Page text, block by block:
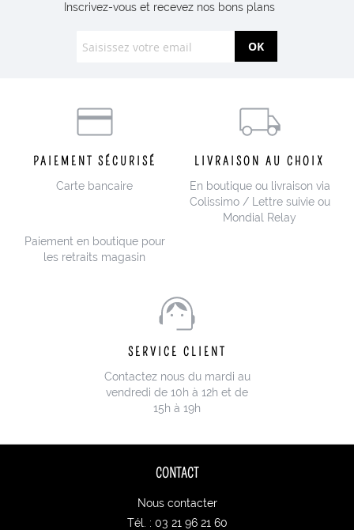
Inscrivez-vous et recevez nos bons plans
OK
PAIEMENT SÉCURISÉ
Carte bancaire
Paiement en boutique pour
les retraits magasin
LIVRAISON AU CHOIX
En boutique ou livraison via
Colissimo / Lettre suivie ou
Mondial Relay
SERVICE CLIENT
Contactez nous du mardi au
vendredi de 10h à 12h et de
15h à 19h
CONTACT
Nous contacter
Tél. : 03 21 96 21 60